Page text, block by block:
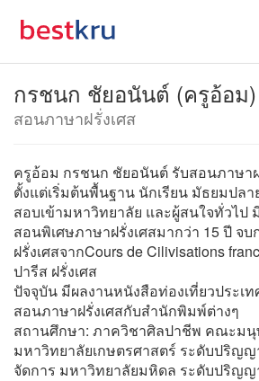
กรชนก ชัยอนันต์ (ครูอ้อม)
สอนภาษาฝรั่งเศส
ครูอ้อม กรชนก ชัยอนันต์ รับสอนภาษา
ตั้งแต่เริ่มต้นพื้นฐาน นักเรียน มัธยมปลา
สอบเข้ามหาวิทยาลัย และผู้สนใจทั่วไป
สอนพิเศษภาษาฝรั่งเศสมากว่า 15 ปี จ
ฝรั่งเศสจากCours de Cilivisations
ปารีส ฝรั่งเศส
ปัจจุบัน มีผลงานหนังสือท่องเที่ยวประเ
สอนภาษาฝรั่งเศสกับสำนักพิมพ์ต่างๆ
สถานศึกษา: ภาควิชาศิลปาชีพ คณะมนุ
มหาวิทยาลัยเกษตรศาสตร์ ระดับปริญญ
จัดการ มหาวิทยาลัยมหิดล ระดับปริญญ